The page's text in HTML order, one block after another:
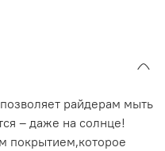
райдерам мыть
– даже на солнце!
покрытием,которое